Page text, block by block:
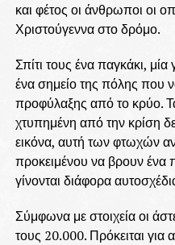
και φέτος οι άνθρωποι οι
Χριστούγεννα στο δρόμο.
Σπίτι τους ένα παγκάκι,
ένα σημείο της πόλης που
προφύλαξης από το κρύο.
χτυπημένη από την κρίση
εικόνα, αυτή των φτωχών
προκειμένου να βρουν ένα
γίνονται διάφορα
Σύμφωνα με στοιχεία οι
τους 20.000. Πρόκειται